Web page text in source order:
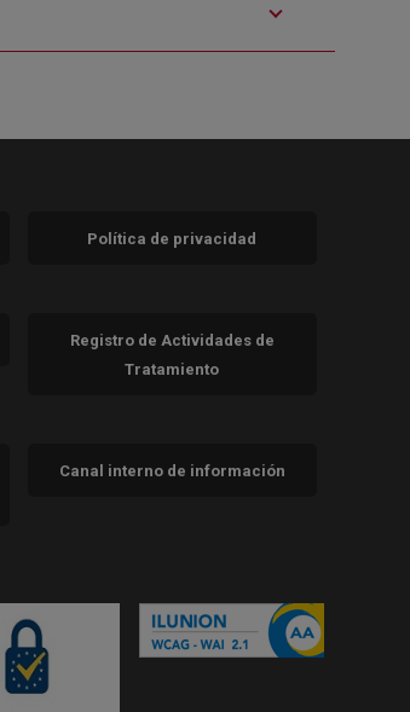
Política de privacidad
Registro de Actividades de
Tratamiento
Canal interno de información